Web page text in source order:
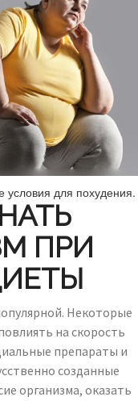
условия для похудения.
ПРИ
Некоторые
на скорость
препараты и
созданные
организма, оказать